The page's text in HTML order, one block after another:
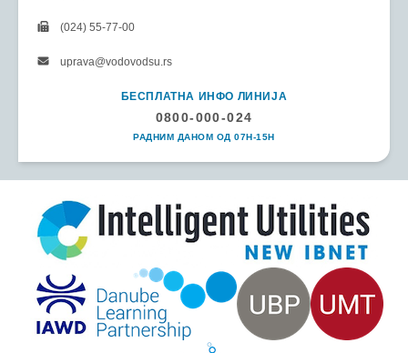
(024) 55-77-00
uprava@vodovodsu.rs
БЕСПЛАТНА ИНФО ЛИНИЈА
0800-000-024
РАДНИМ ДАНОМ ОД 07H-15H